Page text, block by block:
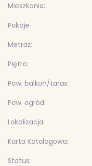
Mieszkanie:
Pokoje:
Metraż:
Piętro:
Pow. balkon/taras:
Pow. ogród:
Lokalizacja:
Karta Katalogowa:
Status: